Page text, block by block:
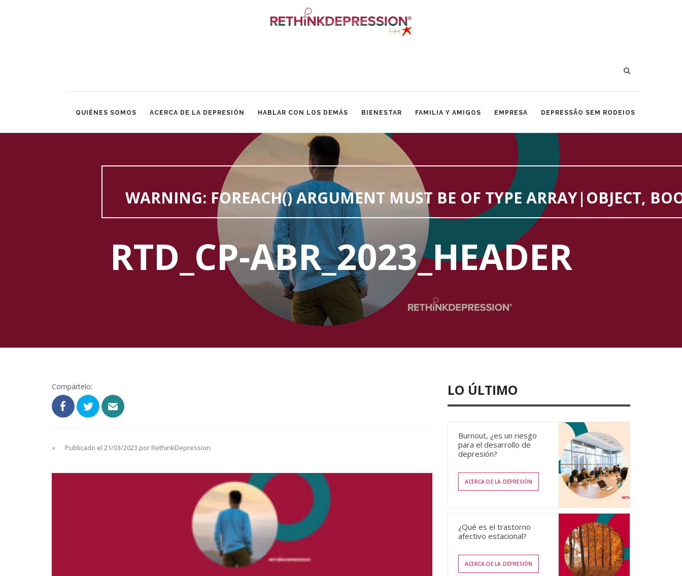
QUIÉNES SOMOS ACERCA DE LA DEPRESIÓN HABLAR CON LOS DEMÁS BIENESTAR FAMILIA Y AMIGOS EMPRESA DEPRESSÃO SEM RODEIOS
WARNING: FOREACH() ARGUMENT MUST BE OF TYPE ARRAY|OBJECT,
RTD_CP-ABR_2023_HEADER
Compártelo:
« Publicado el 21/03/2023 por RethinkDepression
LO ÚLTIMO
Burnout, ¿es un riesgo
para el desarrollo de
depresión?
ACERCA DE LA DEPRESIÓN
¿Qué es el trastorno
afectivo estacional?
ACERCA DE LA DEPRESIÓN